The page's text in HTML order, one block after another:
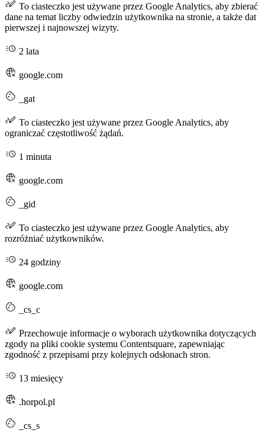
To ciasteczko jest używane przez Google Analytics, aby zbierać
dane na temat liczby odwiedzin użytkownika na stronie, a także dat
pierwszej i najnowszej wizyty.
2 lata
google.com
_gat
To ciasteczko jest używane przez Google Analytics, aby
ograniczać częstotliwość żądań.
1 minuta
google.com
_gid
To ciasteczko jest używane przez Google Analytics, aby
rozróżniać użytkowników.
24 godziny
google.com
_cs_c
Przechowuje informacje o wyborach użytkownika dotyczących
zgody na pliki cookie systemu Contentsquare, zapewniając
zgodność z przepisami przy kolejnych odsłonach stron.
13 miesięcy
.horpol.pl
_cs_s